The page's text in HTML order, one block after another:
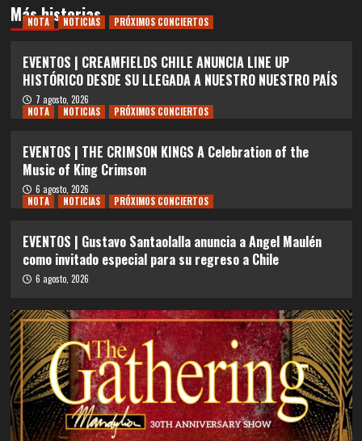
Más historias
NOTA NOTICIAS PRÓXIMOS CONCIERTOS
EVENTOS | CREAMFIELDS CHILE ANUNCIA LINE UP
HISTÓRICO DESDE SU LLEGADA A NUESTRO NUESTRO PAÍS
7 agosto, 2026
NOTA
NOTICIAS PRÓXIMOS CONCIERTOS
EVENTOS | THE CRIMSON KINGS A Celebration of the
Music of King Crimson
6 agosto, 2026
NOTA
NOTICIAS PRÓXIMOS CONCIERTOS
EVENTOS | Gustavo Santaolalla anuncia a Angel Maulén
como invitado especial para su regreso a Chile
6 agosto, 2026